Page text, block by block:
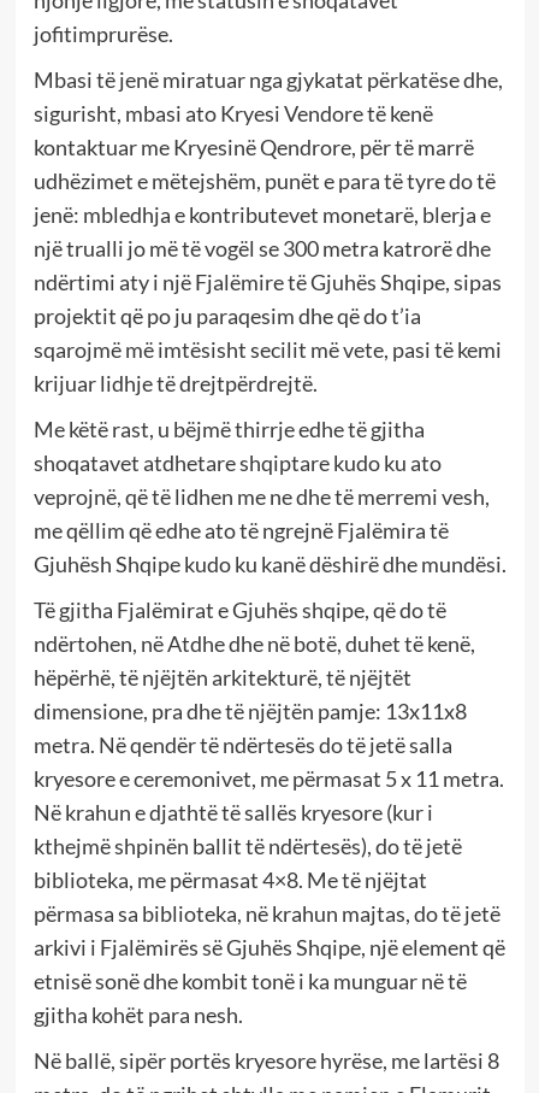
jofitimprurëse.
Mbasi të jenë miratuar nga gjykatat përkatëse dhe,
sigurisht, mbasi ato Kryesi Vendore të kenë
kontaktuar me Kryesinë Qendrore, për të marrë
udhëzimet e mëtejshëm, punët e para të tyre do të
jenë: mbledhja e kontributevet monetarë, blerja e
një trualli jo më të vogël se 300 metra katrorë dhe
ndërtimi aty i një Fjalëmire të Gjuhës Shqipe, sipas
projektit që po ju paraqesim dhe që do t’ia
sqarojmë më imtësisht secilit më vete, pasi të kemi
krijuar lidhje të drejtpërdrejtë.
Me këtë rast, u bëjmë thirrje edhe të gjitha
shoqatavet atdhetare shqiptare kudo ku ato
veprojnë, që të lidhen me ne dhe të merremi vesh,
me qëllim që edhe ato të ngrejnë Fjalëmira të
Gjuhësh Shqipe kudo ku kanë dëshirë dhe mundësi.
Të gjitha Fjalëmirat e Gjuhës shqipe, që do të
ndërtohen, në Atdhe dhe në botë, duhet të kenë,
hëpërhë, të njëjtën arkitekturë, të njëjtët
dimensione, pra dhe të njëjtën pamje: 13x11x8
metra. Në qendër të ndërtesës do të jetë salla
kryesore e ceremonivet, me përmasat 5 x 11 metra.
Në krahun e djathtë të sallës kryesore (kur i
kthejmë shpinën ballit të ndërtesës), do të jetë
biblioteka, me përmasat 4×8. Me të njëjtat
përmasa sa biblioteka, në krahun majtas, do të jetë
arkivi i Fjalëmirës së Gjuhës Shqipe, një element që
etnisë sonë dhe kombit tonë i ka munguar në të
gjitha kohët para nesh.
Në ballë, sipër portës kryesore hyrëse, me lartësi 8